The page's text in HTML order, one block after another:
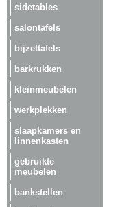
sidetables
salontafels
bijzettafels
barkrukken
kleinmeubelen
werkplekken
slaapkamers en
linnenkasten
gebruikte
meubelen
bankstellen